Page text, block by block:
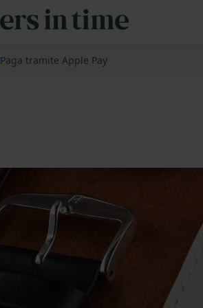
Paga tramite Apple Pay